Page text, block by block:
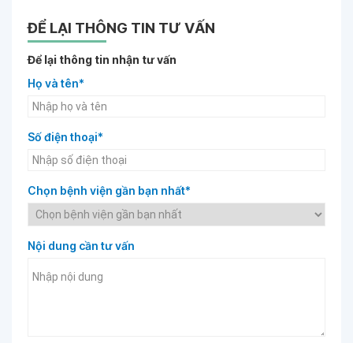
ĐỂ LẠI THÔNG TIN TƯ VẤN
Để lại thông tin nhận tư vấn
Họ và tên*
Số điện thoại*
Chọn bệnh viện gần bạn nhất*
Nội dung cần tư vấn